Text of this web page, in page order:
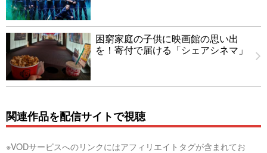
困窮家庭の子供に映画館の思い出
を！寄付で届ける「シェアシネマ」
関連作品を配信サイトで視聴
※VODサービスへのリンクにはアフィリエイトタグが含まれてお